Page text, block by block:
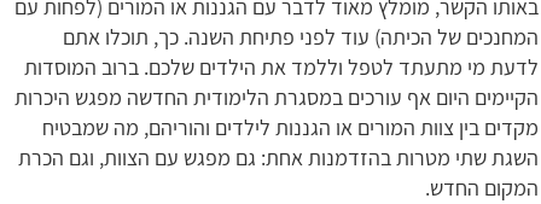
באותו הקשר, מומלץ מאוד לדבר עם הגננות או המורים (לפחות עם
המחנכים של הכיתה) עוד לפני פתיחת השנה. כך, תוכלו אתם
לדעת מי מתעתד לטפל וללמד את הילדים שלכם. ברוב המוסדות
הקיימים היום אף עורכים במסגרת הלימודית החדשה מפגש היכרות
מקדים בין צוות המורים או הגננות לילדים והוריהם, מה שמבטיח
השגת שתי מטרות בהזדמנות אחת: גם מפגש עם הצוות, וגם הכרת
המקום החדש.